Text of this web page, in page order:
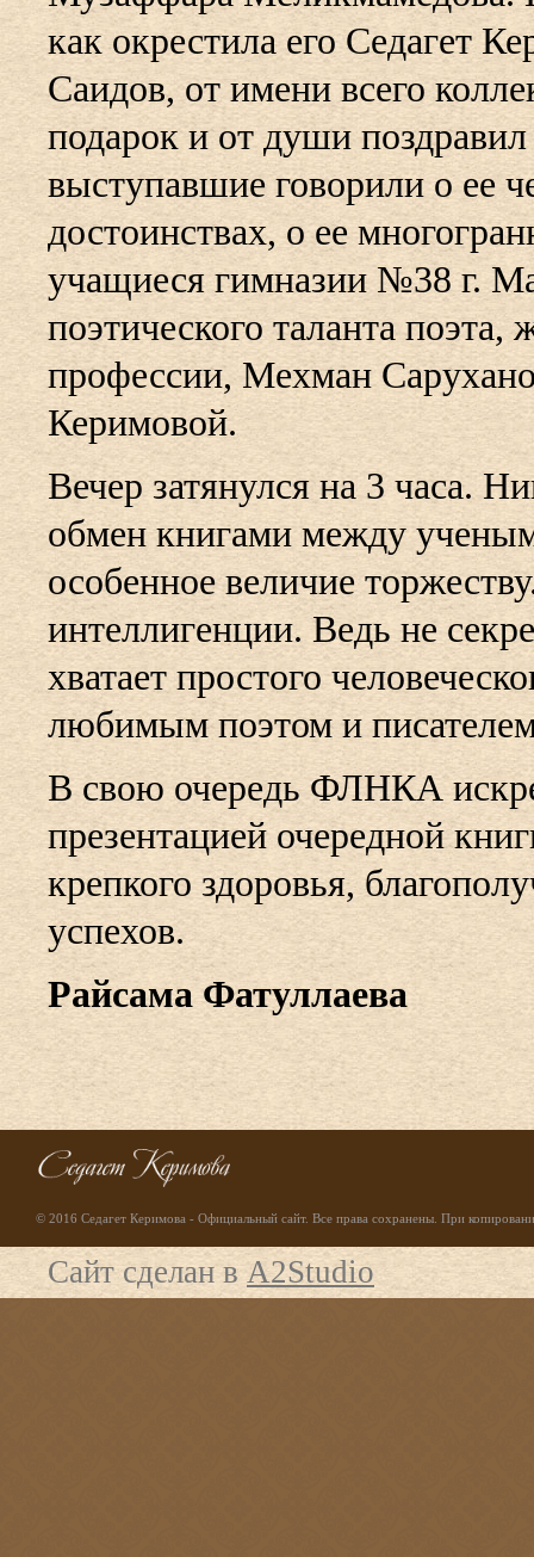
как окрестила его Седагет
Саидов, от имени всего
подарок и от души
выступавшие говорили о ее
достоинствах, о ее
учащиеся гимназии №38 г.
поэтического таланта поэта,
профессии, Мехман
Керимовой.
Вечер затянулся на 3 часа.
обмен книгами между
особенное величие
интеллигенции. Ведь не
хватает простого
любимым поэтом и
В свою очередь ФЛНКА
презентацией очередной
крепкого здоровья,
успехов.
Райсама Фатуллаева
© 2016 Седагет Керимова - Официальный сайт. Все права сохранены. При
Сайт сделан в A2Studio